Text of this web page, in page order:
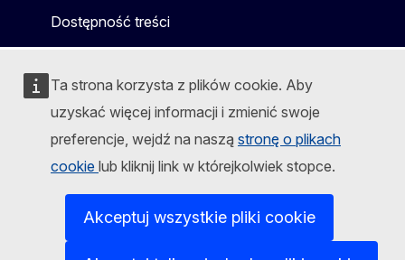
Ta strona korzysta z plików cookie. Aby
uzyskać więcej informacji i zmienić swoje
preferencje, wejdź na naszą stronę o plikach
cookie lub kliknij link w którejkolwiek stopce.
Akceptuj wszystkie pliki cookie
Dostępność treści